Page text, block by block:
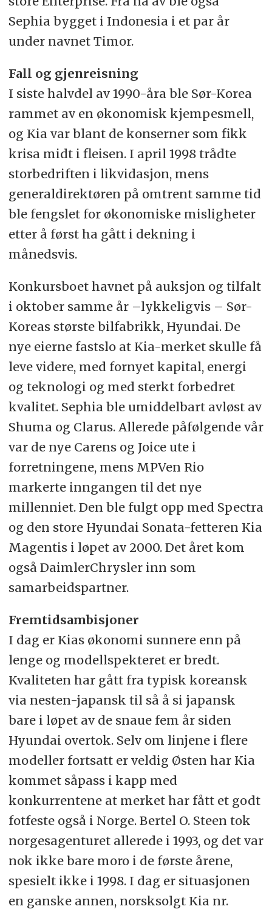
Sephia bygget i Indonesia i et par år
under navnet Timor.
Fall og gjenreisning
I siste halvdel av 1990-åra ble Sør-Korea
rammet av en økonomisk kjempesmell,
og Kia var blant de konserner som fikk
krisa midt i fleisen. I april 1998 trådte
storbedriften i likvidasjon, mens
generaldirektøren på omtrent samme tid
ble fengslet for økonomiske misligheter
etter å først ha gått i dekning i
månedsvis.
Konkursboet havnet på auksjon og tilfalt
i oktober samme år –lykkeligvis – Sør-
Koreas største bilfabrikk, Hyundai. De
nye eierne fastslo at Kia-merket skulle få
leve videre, med fornyet kapital, energi
og teknologi og med sterkt forbedret
kvalitet. Sephia ble umiddelbart avløst av
Shuma og Clarus. Allerede påfølgende vår
var de nye Carens og Joice ute i
forretningene, mens MPVen Rio
markerte inngangen til det nye
millenniet. Den ble fulgt opp med Spectra
og den store Hyundai Sonata-fetteren Kia
Magentis i løpet av 2000. Det året kom
også DaimlerChrysler inn som
samarbeidspartner.
Fremtidsambisjoner
I dag er Kias økonomi sunnere enn på
lenge og modellspekteret er bredt.
Kvaliteten har gått fra typisk koreansk
via nesten-japansk til så å si japansk
bare i løpet av de snaue fem år siden
Hyundai overtok. Selv om linjene i flere
modeller fortsatt er veldig Østen har Kia
kommet såpass i kapp med
konkurrentene at merket har fått et godt
fotfeste også i Norge. Bertel O. Steen tok
norgesagenturet allerede i 1993, og det var
nok ikke bare moro i de første årene,
spesielt ikke i 1998. I dag er situasjonen
en ganske annen, norsksolgt Kia nr.